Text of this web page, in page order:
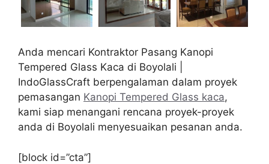
Anda mencari Kontraktor Pasang Kanopi
Tempered Glass Kaca di Boyolali |
IndoGlassCraft berpengalaman dalam proyek
pemasangan Kanopi Tempered Glass kaca,
kami siap menangani rencana proyek-proyek
anda di Boyolali menyesuaikan pesanan anda.
[block id=”cta”]